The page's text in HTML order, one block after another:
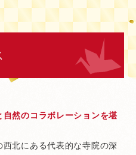
自然のコラボレーションを堪
北にある代表的な寺院の深